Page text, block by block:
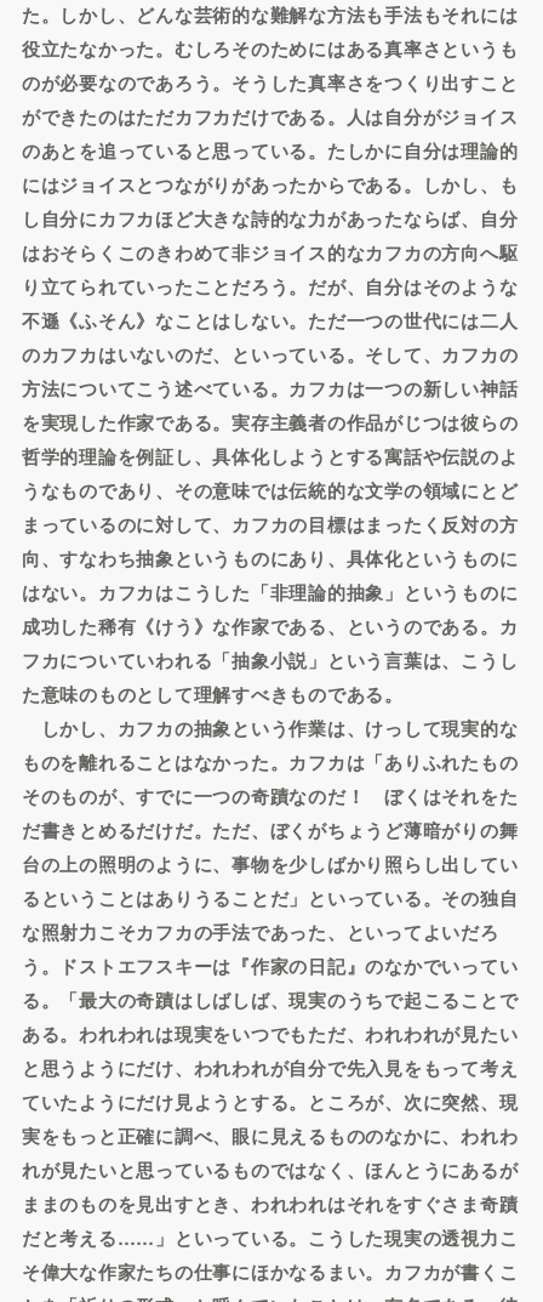
た。しかし、どんな芸術的な難解な方法も手法もそれには
役立たなかった。むしろそのためにはある真率さというも
のが必要なのであろう。そうした真率さをつくり出すこと
ができたのはただカフカだけである。人は自分がジョイス
のあとを追っていると思っている。たしかに自分は理論的
にはジョイスとつながりがあったからである。しかし、も
し自分にカフカほど大きな詩的な力があったならば、自分
はおそらくこのきわめて非ジョイス的なカフカの方向へ駆
り立てられていったことだろう。だが、自分はそのような
不遜《ふそん》なことはしない。ただ一つの世代には二人
のカフカはいないのだ、といっている。そして、カフカの
方法についてこう述べている。カフカは一つの新しい神話
を実現した作家である。実存主義者の作品がじつは彼らの
哲学的理論を例証し、具体化しようとする寓話や伝説のよ
うなものであり、その意味では伝統的な文学の領域にとど
まっているのに対して、カフカの目標はまったく反対の方
向、すなわち抽象というものにあり、具体化というものに
はない。カフカはこうした「非理論的抽象」というものに
成功した稀有《けう》な作家である、というのである。カ
フカについていわれる「抽象小説」という言葉は、こうし
た意味のものとして理解すべきものである。
しかし、カフカの抽象という作業は、けっして現実的な
ものを離れることはなかった。カフカは「ありふれたもの
そのものが、すでに一つの奇蹟なのだ！ ぼくはそれをた
だ書きとめるだけだ。ただ、ぼくがちょうど薄暗がりの舞
台の上の照明のように、事物を少しばかり照らし出してい
るということはありうることだ」といっている。その独自
な照射力こそカフカの手法であった、といってよいだろ
う。ドストエフスキーは『作家の日記』のなかでいってい
る。「最大の奇蹟はしばしば、現実のうちで起こることで
ある。われわれは現実をいつでもただ、われわれが見たい
と思うようにだけ、われわれが自分で先入見をもって考え
ていたようにだけ見ようとする。ところが、次に突然、現
実をもっと正確に調べ、眼に見えるもののなかに、われわ
れが見たいと思っているものではなく、ほんとうにあるが
ままのものを見出すとき、われわれはそれをすぐさま奇蹟
だと考える……」といっている。こうした現実の透視力こ
そ偉大な作家たちの仕事にほかなるまい。カフカが書くこ